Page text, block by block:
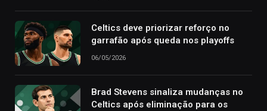
Celtics deve priorizar reforço no
garrafão após queda nos playoffs
06/05/2026
Brad Stevens sinaliza mudanças no
Celtics após eliminação para os